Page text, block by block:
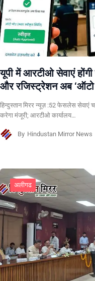
यूपी में आरटीओ सेवाएं
और रजिस्ट्रेशन अब
हिन्दुस्तान मिरर न्यूज़ :52 फेसलेस सेवाएं
करेगा मंजूरी; आरटीओ कार्यालय…
By Hindustan Mirror News
अलीगढ